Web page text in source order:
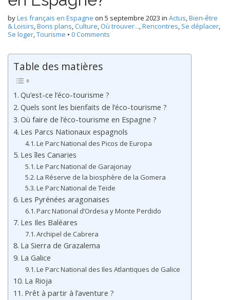
byLes français en Espagne on 5 septembre 2023 in Actus,Bien-être
& Loisirs,Bons plans, Culture, Où trouver...,Rencontres, Se déplacer,
Se loger,Tourisme • 0 Comments
Table des matières
Qu’est-ce l’éco-tourisme ?
Quels sont les bienfaits de l’éco-tourisme ?
Où faire de l’éco-tourisme en Espagne ?
Les Parcs Nationaux espagnols
Le Parc National des Picos de Europa
Les îles Canaries
Le Parc National de Garajonay
La Réserve de la biosphère de la Gomera
Le Parc National de Teide
Les Pyrénées aragonaises
Parc National d’Ordesa y Monte Perdido
Les Iles Baléares
Archipel de Cabrera
La Sierra de Grazalema
La Galice
Le Parc National des Iles Atlantiques de Galice
La Rioja
Prêt à partir à l’aventure ?